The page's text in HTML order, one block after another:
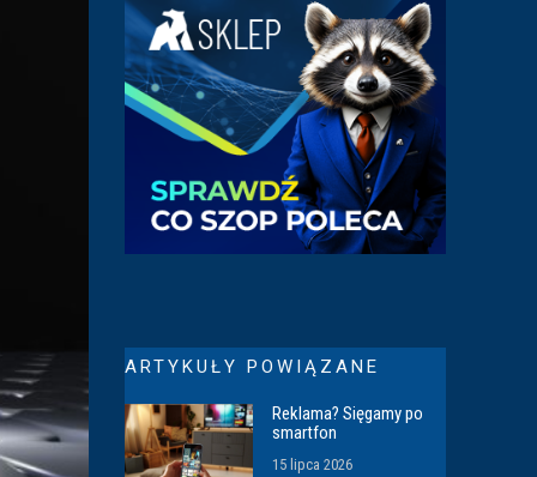
ARTYKUŁY POWIĄZANE
Reklama? Sięgamy po
smartfon
15 lipca 2026